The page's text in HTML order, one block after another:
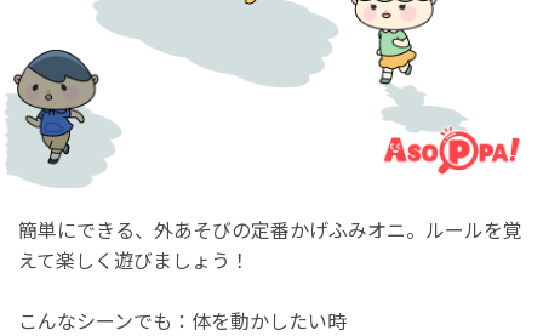
簡単にできる、外あそびの定番かげふみオニ。ルールを覚
えて楽しく遊びましょう！
こんなシーンでも：体を動かしたい時